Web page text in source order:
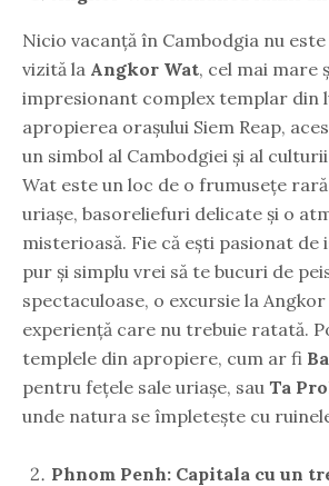
Nicio vacanță în Cambodgia nu
vizită la Angkor Wat, cel mai mare
impresionant complex templar din
apropierea orașului Siem Reap,
un simbol al Cambodgiei și al
Wat este un loc de o frumusețe
uriașe, basoreliefuri delicate și o
misterioasă. Fie că ești pasionat de
pur și simplu vrei să te bucuri de
spectaculoase, o excursie la
experiență care nu trebuie ratată.
templele din apropiere, cum ar fi
pentru fețele sale uriașe, sau Ta
unde natura se împletește cu
Phnom Penh: Capitala cu un